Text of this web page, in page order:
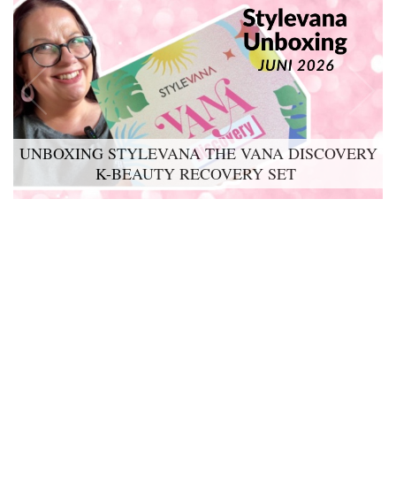
UNBOXING STYLEVANA THE VANA DISCOVERY
K-BEAUTY RECOVERY SET